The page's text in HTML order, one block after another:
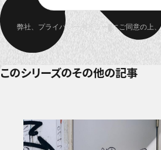
弊社、 プライバシーポリシー にご同意の上
このシリーズのその他の記事